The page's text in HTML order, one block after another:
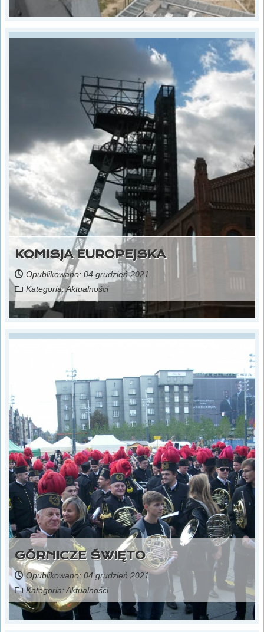
KOMISJA EUROPEJSKA
Opublikowano: 04 grudzień 2021
Kategoria:Aktualności
GÓRNICZE ŚWIĘTO
Opublikowano: 04 grudzień 2021
Kategoria:Aktualności